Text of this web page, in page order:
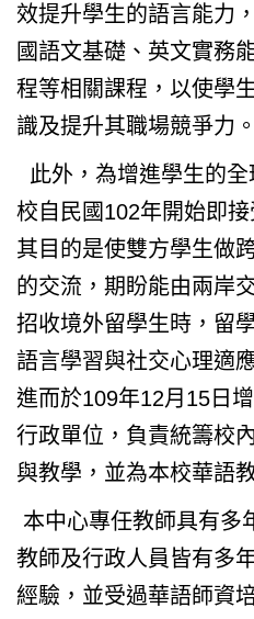
效提升學生的語言能力
國語文基礎、英文實務
程等相關課程，以使學
識及提升其職場競爭力。
此外，為增進學生的
校自民國102年開始即
其目的是使雙方學生做
的交流，期盼能由兩岸
招收境外留學生時，留
語言學習與社交心理適
進而於109年12月15日
行政單位，負責統籌校
與教學，並為本校華語
本中心專任教師具有多
教師及行政人員皆有多
經驗，並受過華語師資